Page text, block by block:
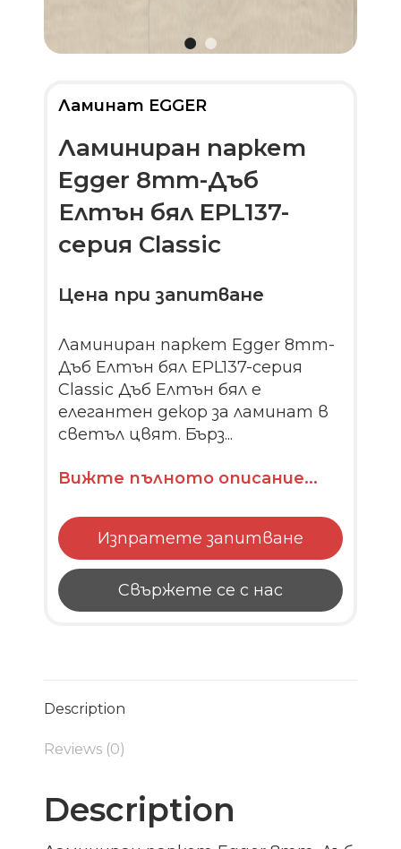
Ламинат EGGER
Ламиниран паркет
Egger 8mm-Дъб
Елтън бял EPL137-
серия Classic
Цена при запитване
Ламиниран паркет Egger 8mm-
Дъб Елтън бял EPL137-серия
Classic Дъб Елтън бял е
елегантен декор за ламинат в
светъл цвят. Бърз...
Вижте пълното описание...
Изпратете запитване
Свържете се с нас
Description
Reviews (0)
Description